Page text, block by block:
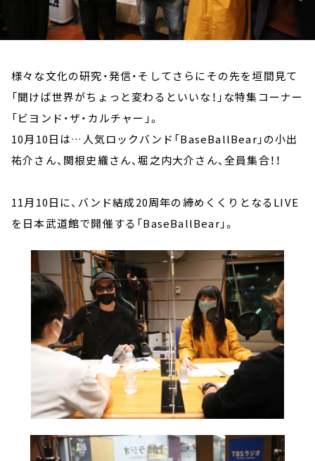
様々な文化の研究・発信・そしてさらにその先を垣間見て
「聞けば世界がちょっと変わるといいな！」な特集コーナー
「ビヨンド・ザ・カルチャー」。
10月10日は…人気ロックバンド「BaseBallBear」の小出
祐介さん、関根史織さん、堀之内大介さん、全員集合！！
11月10日に、バンド結成20周年の締めくくりとなるLIVE
を日本武道館で開催する「BaseBallBear」。